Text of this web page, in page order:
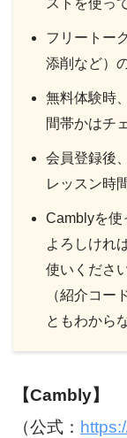
ストを使っ
フリートー
添削など）
無料体験時
間帯かはチ
会員登録後
レッスン時
Camblyを使
よろしけれ
使いくださ
（紹介コー
ともわから
【Cambly】
（公式：